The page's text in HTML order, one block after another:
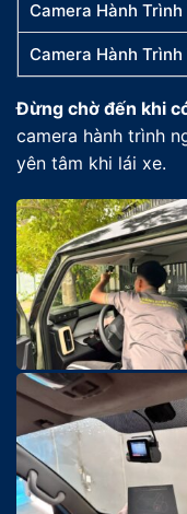
Camera Hành
Camera Hành
Đừng chờ đến khi
camera hành trình
yên tâm khi lái xe.